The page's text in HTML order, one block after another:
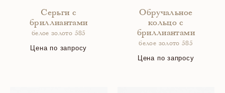
Серьги с
бриллиантами
белое золото 585
Цена по запросу
Обручальное
кольцо с
бриллиантами
белое золото 585
Цена по запросу